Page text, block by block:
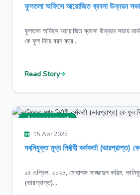
ফুলতলা অফিসে আয়োজিত ব্যবসা উন্নয়ন সভা
ফুলতলা অফিসে আয়োজিত ব্যবসা উন্নয়ন সভায়
কে ফুল দিয়ে বরন করে...
Read Story
Announcement
15 Apr 2025
নবনিযুক্ত মূখ্য নির্বাহী কর্মকর্তা (ভারপ্রাপ্ত)
১৫ এপ্রিল, ২০২৫, মোহাম্মদ সাজ্জাদুল করিম,
(ভারপ্রাপ্ত)...